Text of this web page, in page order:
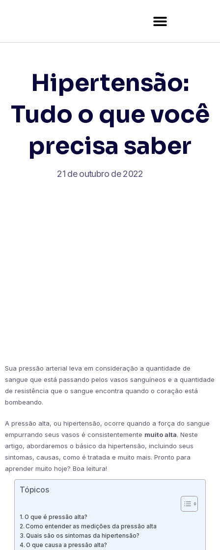
Hipertensão:
Tudo o que você
precisa saber
21 de outubro de 2022
Sua pressão arterial leva em consideração a quantidade de
sangue que está passando pelos vasos sanguíneos e a quantidade
de resistência que o sangue encontra quando o coração está
bombeando.
A pressão alta, ou hipertensão, ocorre quando a força do sangue
empurrando seus vasos é consistentemente muito alta. Neste
artigo, abordaremos o básico da hipertensão, incluindo seus
sintomas, causas, como é tratada e muito mais. Pronto para
aprender muito hoje? Boa leitura!
Tópicos
O que é pressão alta?
Como entender as medições da pressão alta
Quais são os sintomas da hipertensão?
O que causa a pressão alta?